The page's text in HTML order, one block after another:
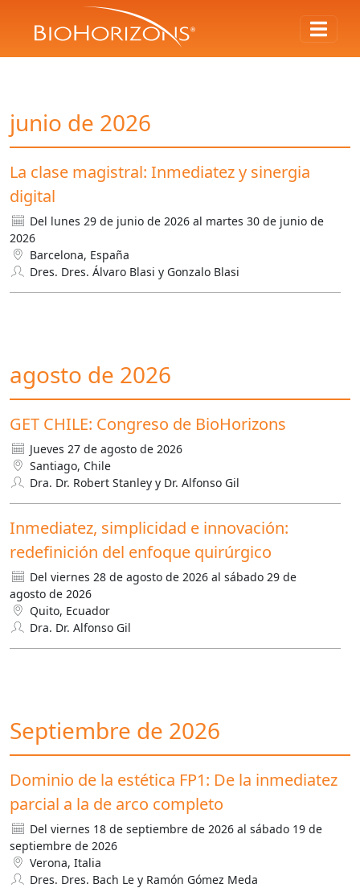
junio de 2026
La clase magistral: Inmediatez y sinergia
digital
Del lunes 29 de junio de 2026 al martes 30 de junio de
2026
Barcelona, España
Dres. Dres. Álvaro Blasi y Gonzalo Blasi
agosto de 2026
GET CHILE: Congreso de BioHorizons
Jueves 27 de agosto de 2026
Santiago, Chile
Dra. Dr. Robert Stanley y Dr. Alfonso Gil
Inmediatez, simplicidad e innovación:
redefinición del enfoque quirúrgico
Del viernes 28 de agosto de 2026 al sábado 29 de
agosto de 2026
Quito, Ecuador
Dra. Dr. Alfonso Gil
Septiembre de 2026
Dominio de la estética FP1: De la inmediatez
parcial a la de arco completo
Del viernes 18 de septiembre de 2026 al sábado 19 de
septiembre de 2026
Verona, Italia
Dres. Dres. Bach Le y Ramón Gómez Meda